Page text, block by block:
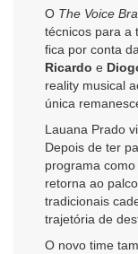
O The Voice
técnicos para a
fica por conta
Ricardo e
reality musical
única
Lauana Prado
Depois de ter
programa
retorna ao
tradicionais
trajetória de
O novo time